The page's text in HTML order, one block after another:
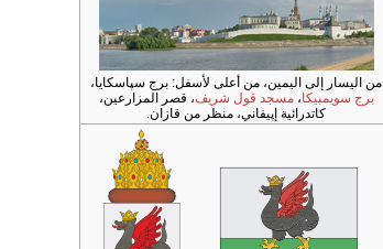
من اليسار إلى اليمين، من أعلى لأسفل: برج سپاسكايا،
برج سويمبيكا،مسجد قول شريف، قصر المزارعين،
كاتدرائية إپيفاني، منظر من قازان.